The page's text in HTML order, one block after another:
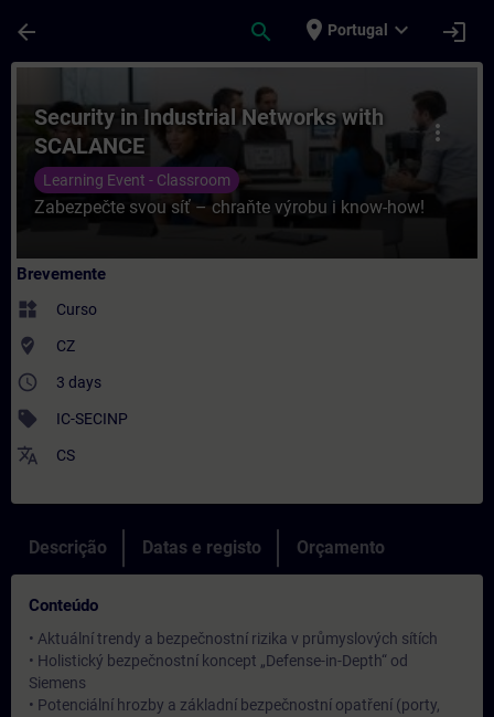
arrow_back search place Portugal expand_more login
Curso - Security in Industrial Networks
more_vert
Security in Industrial Networks with
SCALANCE
Learning Event - Classroom
Zabezpečte svou síť – chraňte výrobu i know-how!
Brevemente
widgets Curso
where_to_vote CZ
access_time 3 days
sell IC-SECINP
translate CS
Descrição Datas e registo Orçamento
Conteúdo
• Aktuální trendy a bezpečnostní rizika v průmyslových sítích
• Holistický bezpečnostní koncept „Defense-in-Depth“ od
Siemens
• Potenciální hrozby a základní bezpečnostní opatření (porty,